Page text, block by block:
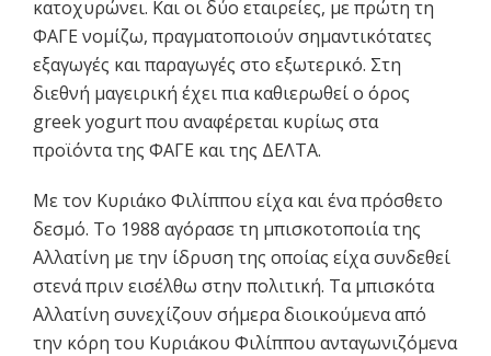
κατοχυρώνει. Και οι δύο εταιρείες, με πρώτη τη
ΦΑΓΕ νομίζω, πραγματοποιούν σημαντικότατες
εξαγωγές και παραγωγές στο εξωτερικό. Στη
διεθνή μαγειρική έχει πια καθιερωθεί ο όρος
greek yogurt που αναφέρεται κυρίως στα
προϊόντα της ΦΑΓΕ και της ΔΕΛΤΑ.
Με τον Κυριάκο Φιλίππου είχα και ένα πρόσθετο
δεσμό. Το 1988 αγόρασε τη μπισκοτοποιία της
Αλλατίνη με την ίδρυση της οποίας είχα συνδεθεί
στενά πριν εισέλθω στην πολιτική. Τα μπισκότα
Αλλατίνη συνεχίζουν σήμερα διοικούμενα από
την κόρη του Κυριάκου Φιλίππου ανταγωνιζόμενα